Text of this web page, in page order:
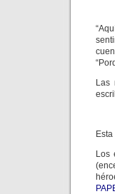
Las
Los